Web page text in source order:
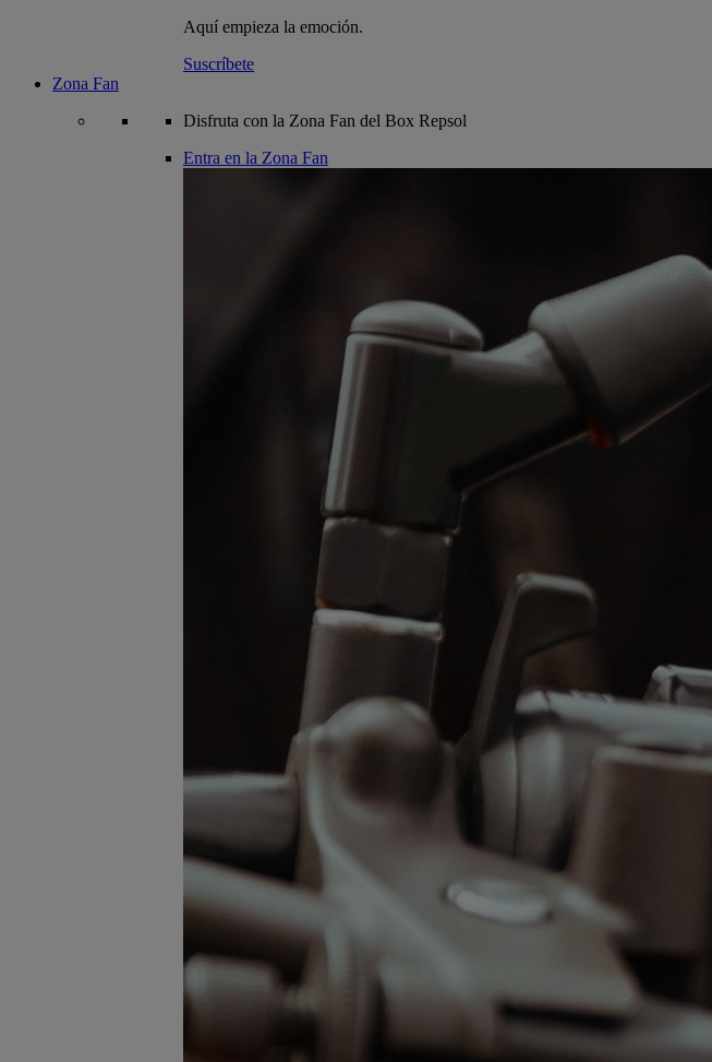
Aquí empieza la emoción.
Suscríbete
Zona Fan
Disfruta con la Zona Fan del Box Repsol
Entra en la Zona Fan